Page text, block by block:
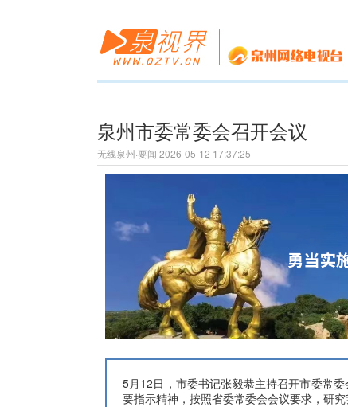
泉州市委常委会召开会议
无线泉州·要闻 2026-05-12 17:37:25
5月12日，市委书记张毅恭主持召开市委常
要指示精神，按照省委常委会会议要求，研究